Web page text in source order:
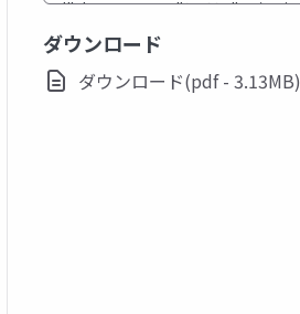
ダウンロード
ダウンロード(pdf - 3.13MB)